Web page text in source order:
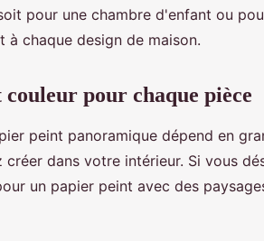
pour une chambre d'enfant ou
à chaque design de maison.
pour chaque pièce
peint panoramique dépend en
créer dans votre intérieur. Si vous
un papier peint avec des